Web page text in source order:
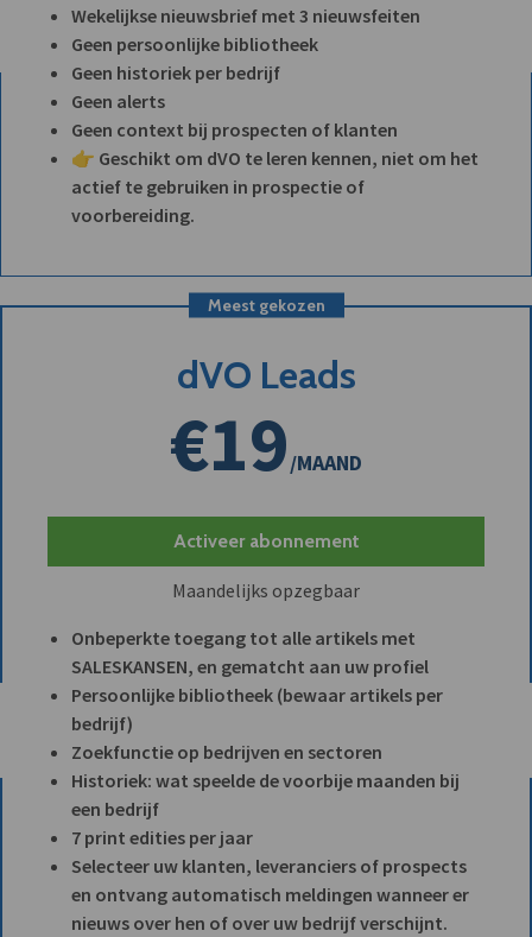
Wekelijkse nieuwsbrief met 3 nieuwsfeiten
Geen persoonlijke bibliotheek
Geen historiek per bedrijf
Geen alerts
Geen context bij prospecten of klanten
👉 Geschikt om dVO te leren kennen, niet om het
actief te gebruiken in prospectie of
voorbereiding.
Meest gekozen
dVO Leads
€19/MAAND
Activeer abonnement
Maandelijks opzegbaar
Onbeperkte toegang tot alle artikels met
SALESKANSEN, en gematcht aan uw profiel
Persoonlijke bibliotheek (bewaar artikels per
bedrijf)
Zoekfunctie op bedrijven en sectoren
Historiek: wat speelde de voorbije maanden bij
een bedrijf
7 print edities per jaar
Selecteer uw klanten, leveranciers of prospects
en ontvang automatisch meldingen wanneer er
nieuws over hen of over uw bedrijf verschijnt.